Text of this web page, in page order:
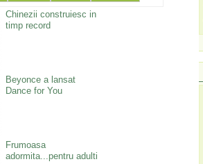
Chinezii construiesc in
timp record
Beyonce a lansat
Dance for You
Frumoasa
adormita...pentru adulti